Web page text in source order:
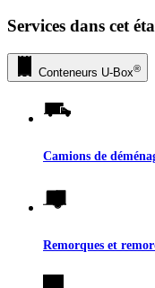
Services dans cet
Conteneurs U-Box®
Camions de
Remorques et